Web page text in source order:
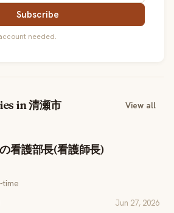
Subscribe
needed.
in 清瀬市 View all
看護部長(看護師長)
time
Jun 27, 2026